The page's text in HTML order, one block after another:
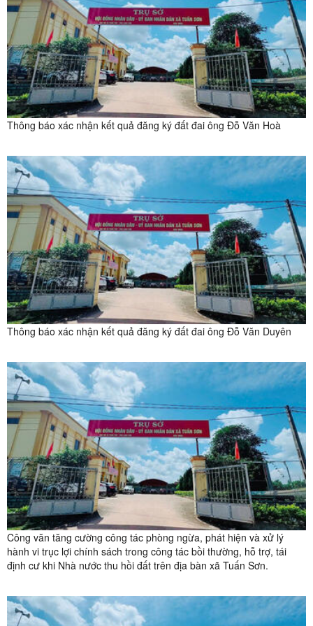
Thông báo xác nhận kết quả đăng ký đất đai ông Đỗ Văn Hoà
Thông báo xác nhận kết quả đăng ký đất đai ông Đỗ Văn Duyên
Công văn tăng cường công tác phòng ngừa, phát hiện và xử lý
hành vi trục lợi chính sách trong công tác bồi thường, hỗ trợ, tái
định cư khi Nhà nước thu hồi đất trên địa bàn xã Tuấn Sơn.